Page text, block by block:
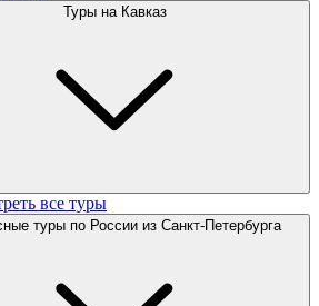
Туры на Кавказ
все туры
туры по России из Санкт-Петербурга